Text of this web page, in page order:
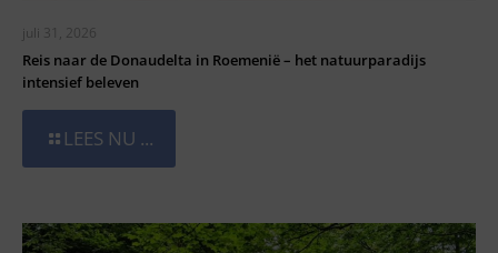
juli 31, 2026
Reis naar de Donaudelta in Roemenië – het natuurparadijs
intensief beleven
LEES NU ...